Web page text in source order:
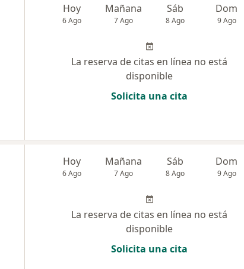
Hoy
6 Ago
Mañana
7 Ago
Sáb
8 Ago
Dom
9 Ago
La reserva de citas en línea no está
disponible
Solicita una cita
Hoy
6 Ago
Mañana
7 Ago
Sáb
8 Ago
Dom
9 Ago
La reserva de citas en línea no está
disponible
Solicita una cita